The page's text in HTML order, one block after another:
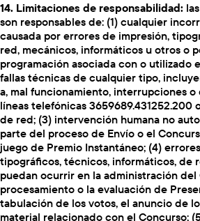
14. Limitaciones de responsabilidad:
son responsables de: (1) cualquier
causada por errores de impresión,
red, mecánicos, informáticos u otros o
programación asociada con o utilizado
fallas técnicas de cualquier tipo,
a, mal funcionamiento, interrupciones o
líneas telefónicas 3659689.431252.200
de red; (3) intervención humana no
parte del proceso de Envío o el
juego de Premio Instantáneo; (4)
tipográficos, técnicos, informáticos, de
puedan ocurrir en la administración del
procesamiento o la evaluación de
tabulación de los votos, el anuncio de
material relacionado con el Concurso;